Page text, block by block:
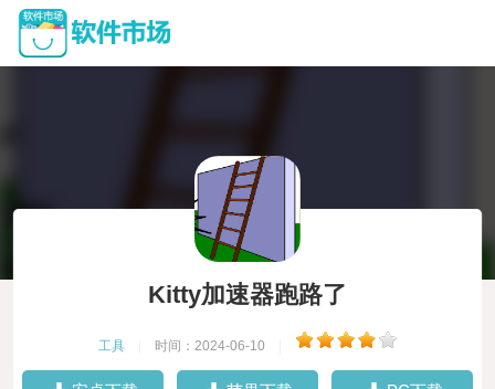
Kitty加速器跑路了
工具 时间：2024-06-10